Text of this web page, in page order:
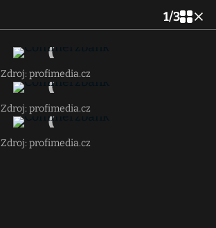
1/3
Zdroj: profimedia.cz
Zdroj: profimedia.cz
Zdroj: profimedia.cz